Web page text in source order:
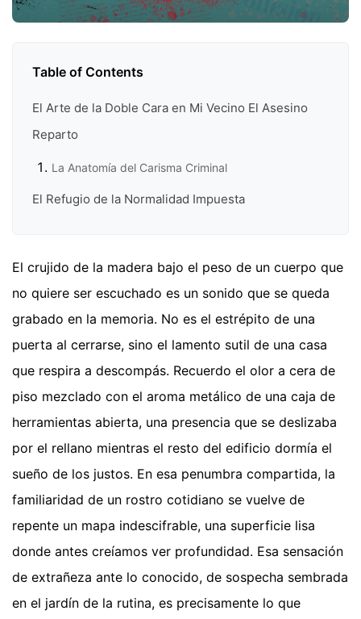
Table of Contents
El Arte de la Doble Cara en Mi Vecino El Asesino
Reparto
La Anatomía del Carisma Criminal
El Refugio de la Normalidad Impuesta
El crujido de la madera bajo el peso de un cuerpo que
no quiere ser escuchado es un sonido que se queda
grabado en la memoria. No es el estrépito de una
puerta al cerrarse, sino el lamento sutil de una casa
que respira a descompás. Recuerdo el olor a cera de
piso mezclado con el aroma metálico de una caja de
herramientas abierta, una presencia que se deslizaba
por el rellano mientras el resto del edificio dormía el
sueño de los justos. En esa penumbra compartida, la
familiaridad de un rostro cotidiano se vuelve de
repente un mapa indescifrable, una superficie lisa
donde antes creíamos ver profundidad. Esa sensación
de extrañeza ante lo conocido, de sospecha sembrada
en el jardín de la rutina, es precisamente lo que